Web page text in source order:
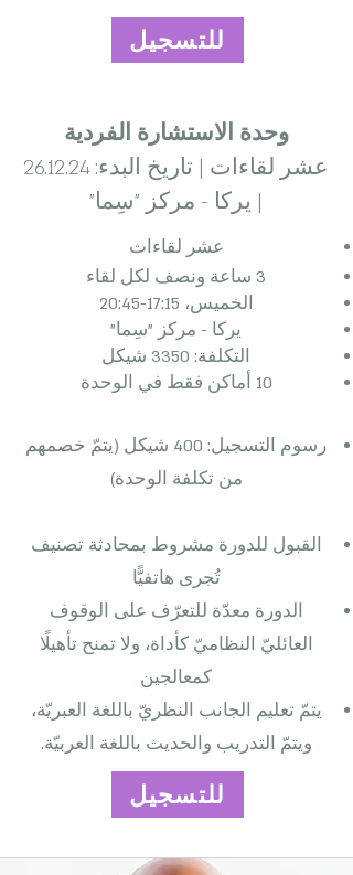
للتسجيل
وحدة الاستشارة الفردية
عشر لقاءات | تاريخ البدء: 26.12.24
| يركا - مركز "سِما"
عشر لقاءات
3 ساعة ونصف لكل لقاء
الخميس، 17:15-20:45
يركا - مركز "سِما"
التكلفة: 3350 شيكل
10 أماكن فقط في الوحدة
رسوم التسجيل: 400 شيكل (يتمّ خصمهم
من تكلفة الوحدة)
القبول للدورة مشروط بمحادثة تصنيف
تُجرى هاتفيًّا
الدورة معدّة للتعرّف على الوقوف
العائليّ النظاميّ كأداة، ولا تمنح تأهيلًا
كمعالجين
يتمّ تعليم الجانب النظريّ باللغة العبريّة،
ويتمّ التدريب والحديث باللغة العربيّة.
للتسجيل